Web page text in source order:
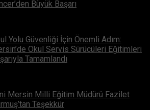
Büyük Başarı
Yolu Güvenliği İçin Önemli Adım:
Okul Servis Sürücüleri Eğitimleri
Tamamlandı
Mersin Milli Eğitim Müdürü Fazilet
Teşekkür